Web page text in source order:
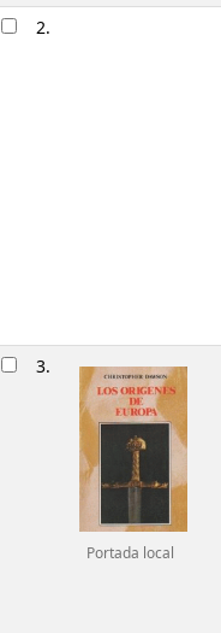
2.
3.
Portada local